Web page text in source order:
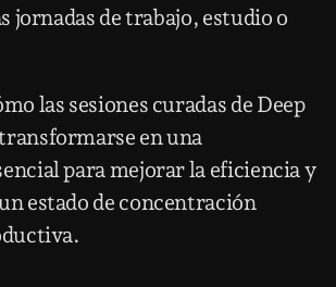
jornadas de trabajo, estudio o
las sesiones curadas de Deep
en una
para mejorar la eficiencia y
estado de concentración